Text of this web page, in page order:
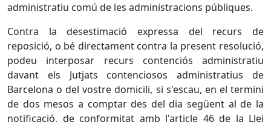
administratiu comú de les administracions públiques.
Contra la desestimació expressa del recurs de
reposició, o bé directament contra la present resolució,
podeu interposar recurs contenciós administratiu
davant els Jutjats contenciosos administratius de
Barcelona o del vostre domicili, si s'escau, en el termini
de dos mesos a comptar des del dia següent al de la
notificació, de conformitat amb l'article 46 de la Llei